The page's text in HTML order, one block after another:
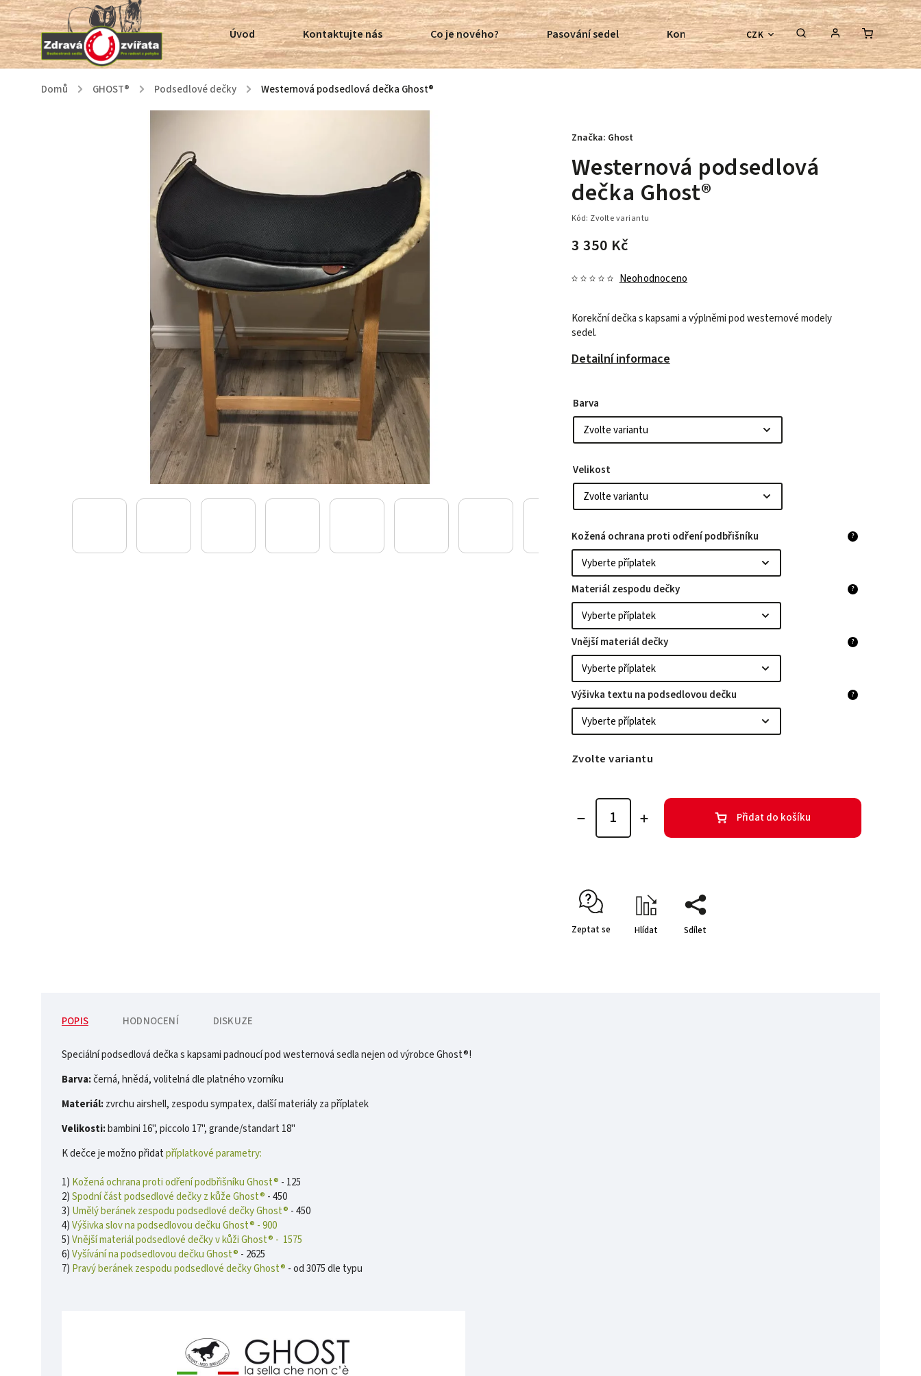
CZK
Úvod Kontaktujte nás Co je nového? Pasování sedel Kontroly bezkostrových sedel Poradenství
Domů / GHOST® / Podsedlové dečky / Westernová podsedlová dečka Ghost®
Westernová podsedlová
dečka Ghost®
Kód: Zvolte variantu
3 350 Kč
Neohodnoceno
Korekční dečka s kapsami a výplněmi pod westernové modely
sedel.
Detailní informace
Značka: Ghost
Barva
Velikost
Kožená ochrana proti odření podbřišníku ?
Materiál zespodu dečky ?
Vnější materiál dečky ?
Výšivka textu na podsedlovou dečku ?
Zvolte variantu
Přidat do košíku
Zeptat se Hlídat Sdílet
POPIS HODNOCENÍ DISKUZE
Speciální podsedlová dečka s kapsami padnoucí pod westernová sedla nejen od výrobce Ghost®!
Barva:černá, hnědá, volitelná dle platného vzorníku
Materiál:zvrchu airshell, zespodu sympatex, další materiály za příplatek
Velikosti:bambini 16", piccolo 17", grande/standart 18"
K dečce je možno přidatpříplatkové parametry:
1) Kožená ochrana proti odření podbřišníku Ghost® - 125
2)Spodní část podsedlové dečky z kůže Ghost® - 450
3) Umělý beránek zespodu podsedlové dečky Ghost® - 450
4)Výšivka slov na podsedlovou dečku Ghost® - 900
5)Vnější materiál podsedlové dečky v kůži Ghost® - 1575
6)Vyšívání na podsedlovou dečku Ghost® - 2625
7) Pravý beránek zespodu podsedlové dečky Ghost® - od 3075 dle typu